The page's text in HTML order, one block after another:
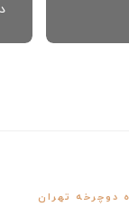
دوچرخه تهران